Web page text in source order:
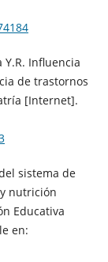
Y.R. Influencia
de trastornos
[Internet].
sistema de
nutrición
Educativa
en: